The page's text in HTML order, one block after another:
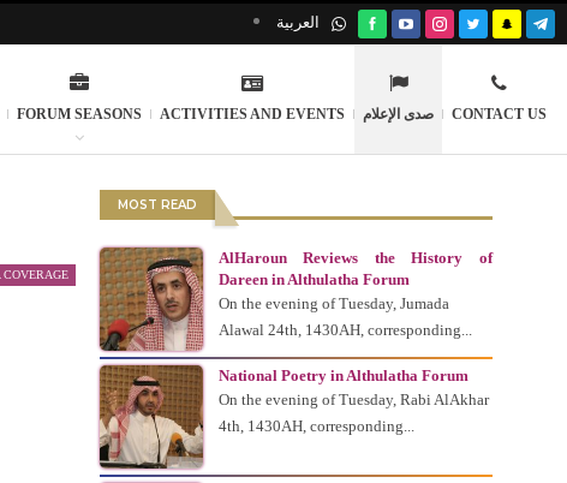
العربية
FORUM SEASONS ACTIVITIES AND EVENTS صدى الإعلام CONTACT US
COVERAGE
MOST READ
AlHaroun Reviews the History of
Dareen in Althulatha Forum
On the evening of Tuesday, Jumada
Alawal 24th, 1430AH, corresponding...
National Poetry in Althulatha Forum
On the evening of Tuesday, Rabi AlAkhar
4th, 1430AH, corresponding...